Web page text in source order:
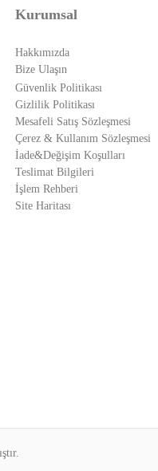
Kurumsal
Hakkımızda
Bize Ulaşın
Güvenlik Politikası
Gizlilik Politikası
Mesafeli Satış Sözleşmesi
Çerez & Kullanım Sözleşmesi
İade&Değişim Koşulları
Teslimat Bilgileri
İşlem Rehberi
Site Haritası